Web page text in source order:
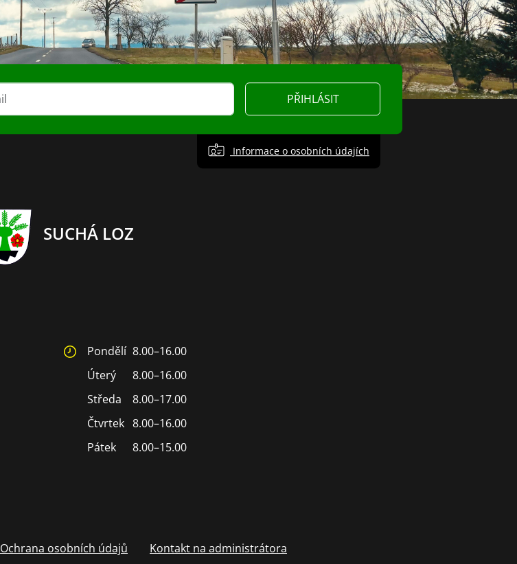
PŘIHLÁSIT
Informace o osobních údajích
SUCHÁ LOZ
Pondělí 8.00–16.00
Úterý
8.00–16.00
Středa
8.00–17.00
Čtvrtek 8.00–16.00
Pátek
8.00–15.00
Ochrana osobních údajů Kontakt na administrátora